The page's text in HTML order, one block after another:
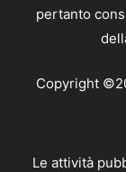
pertanto
Copyright
Le attività